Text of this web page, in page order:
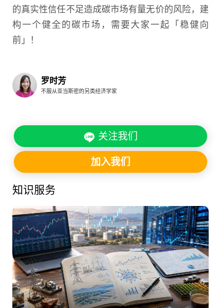
的真实性信任不足造成碳市场有量无价的风险，建
构一个健全的碳市场，需要大家一起「稳健向
前」！
罗时芳
不服从亚当斯密的另类经济学家
关注我们
加入我们
知识服务